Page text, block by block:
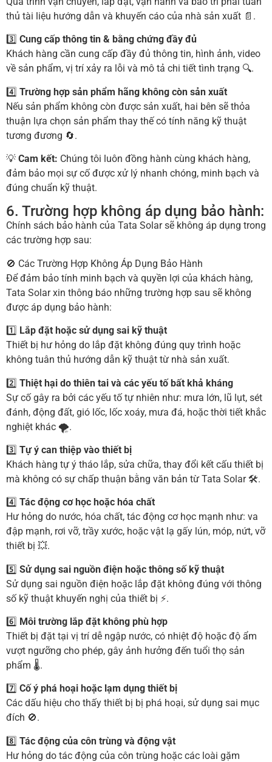
thủ tài liệu hướng dẫn và khuyến cáo của nhà sản xuất 📄.
3️⃣ Cung cấp thông tin & bằng chứng đầy đủ
Khách hàng cần cung cấp đầy đủ thông tin, hình ảnh, video
về sản phẩm, vị trí xảy ra lỗi và mô tả chi tiết tình trạng 🔍.
4️⃣ Trường hợp sản phẩm hãng không còn sản xuất
Nếu sản phẩm không còn được sản xuất, hai bên sẽ thỏa
thuận lựa chọn sản phẩm thay thế có tính năng kỹ thuật
tương đương 🔄.
💡 Cam kết: Chúng tôi luôn đồng hành cùng khách hàng,
đảm bảo mọi sự cố được xử lý nhanh chóng, minh bạch và
đúng chuẩn kỹ thuật.
6. Trường hợp không áp dụng bảo hành:
Chính sách bảo hành của Tata Solar sẽ không áp dụng trong
các trường hợp sau:
🚫 Các Trường Hợp Không Áp Dụng Bảo Hành
Để đảm bảo tính minh bạch và quyền lợi của khách hàng,
Tata Solar xin thông báo những trường hợp sau sẽ không
được áp dụng bảo hành:
1️⃣ Lắp đặt hoặc sử dụng sai kỹ thuật
Thiết bị hư hỏng do lắp đặt không đúng quy trình hoặc
không tuân thủ hướng dẫn kỹ thuật từ nhà sản xuất.
2️⃣ Thiệt hại do thiên tai và các yếu tố bất khả kháng
Sự cố gây ra bởi các yếu tố tự nhiên như: mưa lớn, lũ lụt, sét
đánh, động đất, gió lốc, lốc xoáy, mưa đá, hoặc thời tiết khắc
nghiệt khác 🌪.
3️⃣ Tự ý can thiệp vào thiết bị
Khách hàng tự ý tháo lắp, sửa chữa, thay đổi kết cấu thiết bị
mà không có sự chấp thuận bằng văn bản từ Tata Solar 🛠.
4️⃣ Tác động cơ học hoặc hóa chất
Hư hỏng do nước, hóa chất, tác động cơ học mạnh như: va
đập mạnh, rơi vỡ, trầy xước, hoặc vật lạ gấy lún, móp, nứt, vỡ
thiết bị 💥.
5️⃣ Sử dụng sai nguồn điện hoặc thông số kỹ thuật
Sử dụng sai nguồn điện hoặc lắp đặt không đúng với thông
số kỹ thuật khuyến nghị của thiết bị ⚡.
6️⃣ Môi trường lắp đặt không phù hợp
Thiết bị đặt tại vị trí dễ ngập nước, có nhiệt độ hoặc độ ẩm
vượt ngưỡng cho phép, gây ảnh hưởng đến tuổi thọ sản
phẩm 🌡.
7️⃣ Cố ý phá hoại hoặc lạm dụng thiết bị
Các dấu hiệu cho thấy thiết bị bị phá hoại, sử dụng sai mục
đích 🚫.
8️⃣ Tác động của côn trùng và động vật
Hư hỏng do tác động của côn trùng hoặc các loài gặm